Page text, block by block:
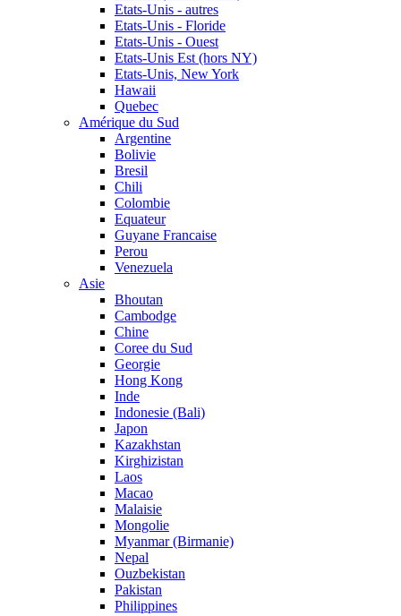
Etats-Unis - autres
Etats-Unis - Floride
Etats-Unis - Ouest
Etats-Unis Est (hors NY)
Etats-Unis, New York
Hawaii
Quebec
Amérique du Sud
Argentine
Bolivie
Bresil
Chili
Colombie
Equateur
Guyane Francaise
Perou
Venezuela
Asie
Bhoutan
Cambodge
Chine
Coree du Sud
Georgie
Hong Kong
Inde
Indonesie (Bali)
Japon
Kazakhstan
Kirghizistan
Laos
Macao
Malaisie
Mongolie
Myanmar (Birmanie)
Nepal
Ouzbekistan
Pakistan
Philippines